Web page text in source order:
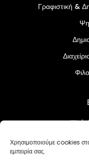
Χρησιμοποιούμε cookies
εμπειρία σας.
Γραφιστική &